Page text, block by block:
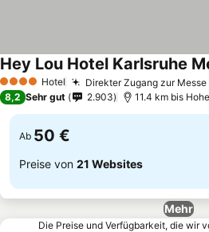
4 Sterne Hotel Direkter Zugang zur Messe
Hey Lou Hotel Karlsruhe
8,2 Sehr gut 2.903 11.4 km bis
Ab 50 €
Preise von 21 Websites
Mehr
Die Preise und Verfügbarkeit, die wir